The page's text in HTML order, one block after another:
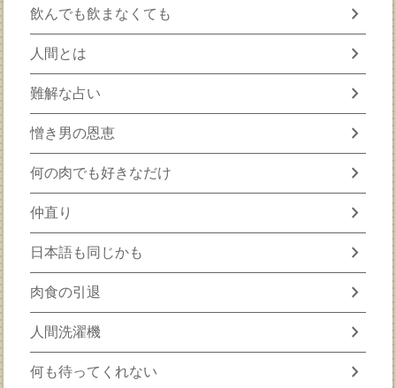
飲んでも飲まなくても chevron_right
人間とは chevron_right
難解な占い chevron_right
憎き男の恩恵 chevron_right
何の肉でも好きなだけ chevron_right
仲直り chevron_right
日本語も同じかも chevron_right
肉食の引退 chevron_right
人間洗濯機 chevron_right
何も待ってくれない chevron_right